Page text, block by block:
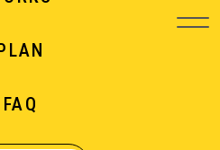
FAQ
制作実績